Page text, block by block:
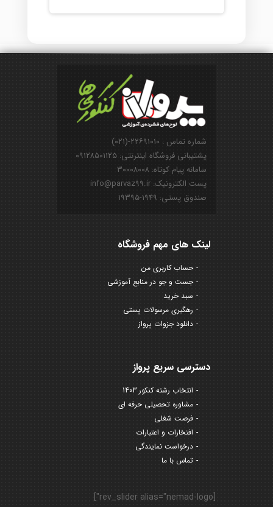
شماره تماس : ۲۲۶۹۱۰۱۰-(۰۲۱)
پشتیبانی فروشگاه اینترنتی: ۰۹۱۲۸۵۰۱۱۲۵
سامانه پیام کوتاه: ۳۰۰۰۸۰۰۸
پست الکترونیک: info@parvaz99.ir
صندوق پستی: ۱۹۴۹-۱۹۳۹۵
لینک های مهم فروشگاه
حساب کاربری من
جست و جو در منابع آموزشی
سبد خرید
رهگیری مرسولات پستی
دانلود جزوات پرواز
دسترسی سریع پرواز
انتخاب رشته کنکور 1403
مشاوره تحصیلی حرفه ای
فرصت شغلی
افتخارات و اعتبارات
درخواست نمایندگی
تماس با ما
[rev_slider alias="nemad-logo"]